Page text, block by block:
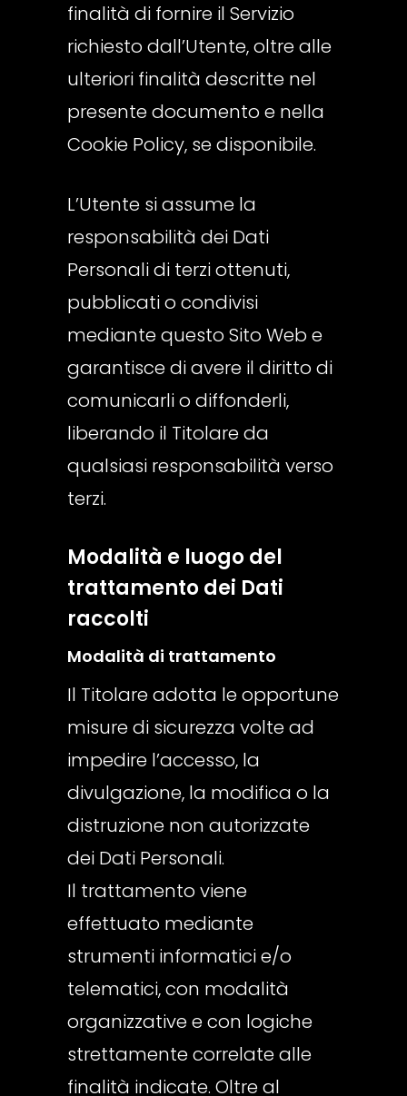
finalità di fornire il Servizio
richiesto dall’Utente, oltre alle
ulteriori finalità descritte nel
presente documento e nella
Cookie Policy, se disponibile.
L’Utente si assume la
responsabilità dei Dati
Personali di terzi ottenuti,
pubblicati o condivisi
mediante questo Sito Web e
garantisce di avere il diritto di
comunicarli o diffonderli,
liberando il Titolare da
qualsiasi responsabilità verso
terzi.
Modalità e luogo del
trattamento dei Dati
raccolti
Modalità di trattamento
Il Titolare adotta le opportune
misure di sicurezza volte ad
impedire l’accesso, la
divulgazione, la modifica o la
distruzione non autorizzate
dei Dati Personali.
Il trattamento viene
effettuato mediante
strumenti informatici e/o
telematici, con modalità
organizzative e con logiche
strettamente correlate alle
finalità indicate. Oltre al